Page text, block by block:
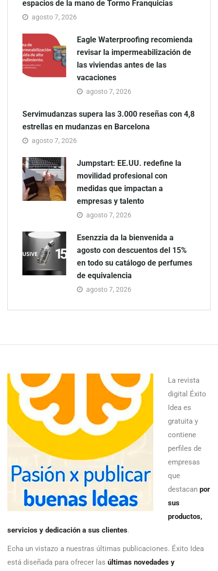
espacios de la mano de Tormo Franquicias
agosto 7, 2026
Eagle Waterproofing recomienda
revisar la impermeabilización de
las viviendas antes de las
vacaciones
agosto 7, 2026
Servimudanzas supera las 3.000 reseñas con 4,8
estrellas en mudanzas en Barcelona
agosto 7, 2026
Jumpstart: EE.UU. redefine la
movilidad profesional con
medidas que impactan a
empresas y talento
agosto 7, 2026
Esenzzia da la bienvenida a
agosto con descuentos del 15%
en todo su catálogo de perfumes
de equivalencia
agosto 7, 2026
La revista
digital Éxito
Idea es
gratuita y
contiene
perfiles de
empresas
que
destacan por
sus
productos,
servicios y dedicación a sus clientes.
Echa un vistazo a nuestras últimas publicaciones. Éxito Idea
está diseñada para ofrecer las últimas novedades y